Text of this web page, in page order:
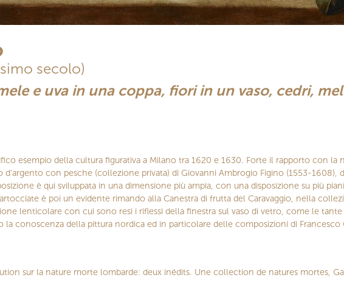
secolo)
e uva in una coppa, fiori in un vaso, cedri,
esempio della cultura figurativa a Milano tra 1620 e 1630. Forte il rapporto con la
d’argento con pesche (collezione privata) di Giovanni Ambrogio Figino (1553-1608),
è qui sviluppata in una dimensione più ampia, con una disposizione su più
è poi un evidente rimando alla Canestra di frutta del Caravaggio, nella
lenticolare con cui sono resi i riflessi della finestra sul vaso di vetro, come le
conoscenza della pittura nordica ed in particolare delle composizioni di Francesco
sur la nature morte lombarde: deux inédits. Une collection de natures mortes,